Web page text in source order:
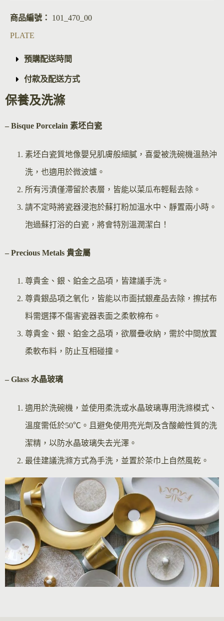
商品編號： 101_470_00
PLATE
預購配送時間
付款及配送方式
保養及洗滌
– Bisque Porcelain 素坯白瓷
素坯白瓷質地像嬰兒肌膚般細膩，喜愛被洗碗機溫熱沖
洗，也適用於微波爐。
所有污漬僅滯留於表層，皆能以菜瓜布輕鬆去除。
請不定時將瓷器浸泡於蘇打粉加溫水中、靜置兩小時。
泡過蘇打浴的白瓷，將會特別溫潤潔白！
– Precious Metals 貴金屬
尊貴金、銀、鉑金之品項，皆建議手洗。
尊貴銀品項之氧化，皆能以市面拭銀產品去除，擦拭布
料需選擇不傷害瓷器表面之柔軟棉布。
尊貴金、銀、鉑金之品項，欲層疊收納，需於中間放置
柔軟布料，防止互相碰撞。
– Glass 水晶玻璃
適用於洗碗機，並使用柔洗或水晶玻璃專用洗滌模式、
溫度需低於50℃。且避免使用亮光劑及含酸鹼性質的洗
潔精，以防水晶玻璃失去光澤。
最佳建議洗滌方式為手洗，並置於茶巾上自然風乾。